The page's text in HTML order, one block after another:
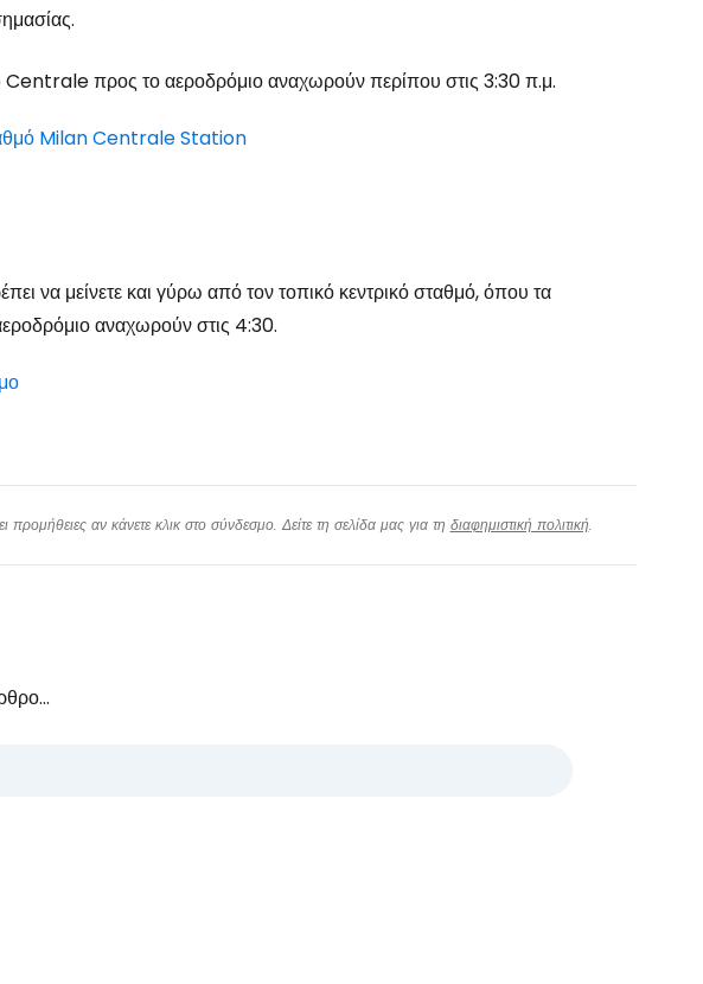
προς το αεροδρόμιο αναχωρούν περίπου στις 3:30 π.μ.
Milan Centrale Station
να μείνετε και γύρω από τον τοπικό κεντρικό σταθμό, όπου τα
αναχωρούν στις 4:30.
αν κάνετε κλικ στο σύνδεσμο. Δείτε τη σελίδα μας για τη διαφημιστική πολιτική.